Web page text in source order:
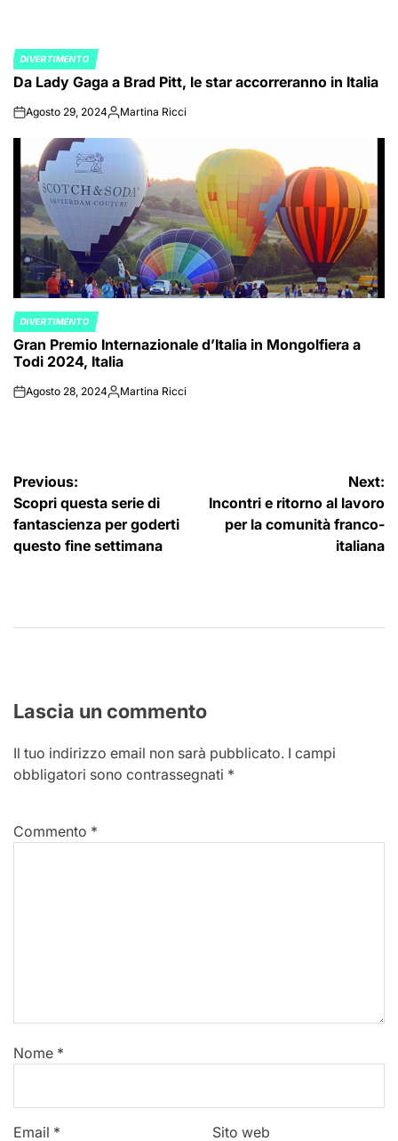
POSTED
IN
DIVERTIMENTO
Da Lady Gaga a Brad Pitt, le star accorreranno in Italia
onAgosto 29, 2024PostedMartina Ricci
POSTED
IN
DIVERTIMENTO
Gran Premio Internazionale d’Italia in Mongolfiera a
Todi 2024, Italia
onAgosto 28, 2024PostedMartina Ricci
Navigazione
articoli
Previous:
Scopri questa serie di
fantascienza per goderti
questo fine settimana
Next:
Incontri e ritorno al lavoro
per la comunità franco-
italiana
Lascia un commento
Il tuo indirizzo email non sarà pubblicato. I campi
obbligatori sono contrassegnati *
Commento *
Nome *
Email * Sito web